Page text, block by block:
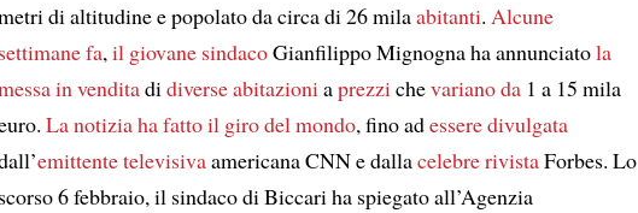
di altitudine e popolato da circa di 26 milaabitanti. Alcune
settimane fa,il giovane sindacoGianfilippo Mignogna ha annunciatola
in venditadidiverse abitazioniaprezzichevariano da 1 a 15 mila
La notiziaha fatto il giro del mondo, fino adessere divulgata
emittente televisivaamericana CNN e dallacelebre rivistaForbes. Lo
scorso 6 febbraio, il sindaco di Biccari ha spiegato all’Agenzia